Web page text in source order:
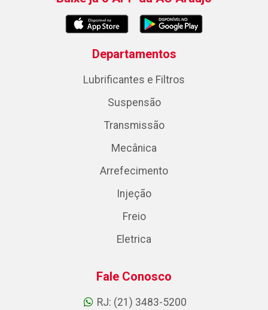
Departamentos
Lubrificantes e Filtros
Suspensão
Transmissão
Mecânica
Arrefecimento
Injeção
Freio
Eletrica
Fale Conosco
RJ: (21) 3483-5200